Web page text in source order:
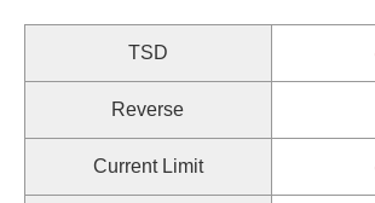
TSD
Reverse
Current Limit